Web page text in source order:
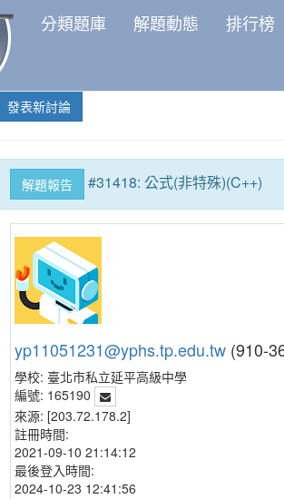
分類題庫 解題動態 排行榜
發表新討論
解題報告 #31418: 公式(非特殊)(C++)
yp11051231@yphs.tp.edu.tw (910-
學校: 臺北市私立延平高級中學
編號: 165190
來源: [203.72.178.2]
註冊時間:
2021-09-10 21:14:12
最後登入時間:
2024-10-23 12:41:56